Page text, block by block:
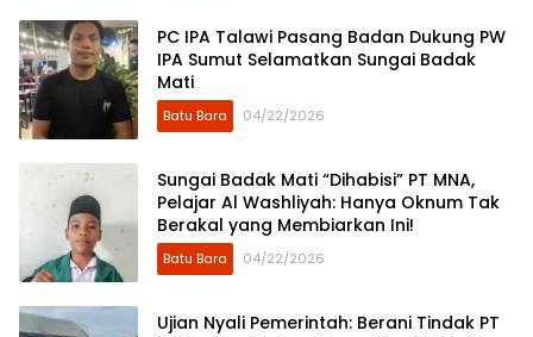
PC IPA Talawi Pasang Badan Dukung PW
IPA Sumut Selamatkan Sungai Badak
Mati
Batu Bara 04/22/2026
Sungai Badak Mati “Dihabisi” PT MNA,
Pelajar Al Washliyah: Hanya Oknum Tak
Berakal yang Membiarkan Ini!
Batu Bara 04/22/2026
Ujian Nyali Pemerintah: Berani Tindak PT